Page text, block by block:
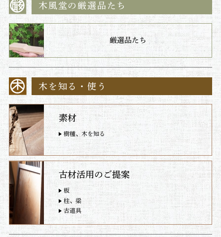
木風堂の厳選品たち
厳選品たち
木を知る・使う
素材
樹種、木を知る
古材活用のご提案
板
柱、梁
古道具